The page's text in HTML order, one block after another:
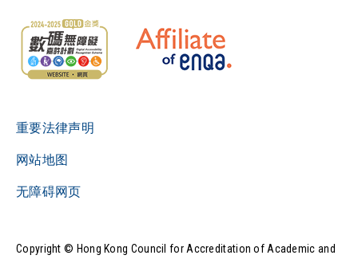
重要法律声明
网站地图
无障碍网页
Copyright © Hong Kong Council for Accreditation of Academic and